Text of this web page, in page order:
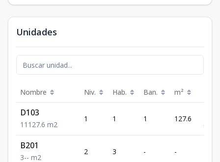
Unidades
Nombre Niv. Hab. Ban. m²
D103
1 1 127.6 m2
1 1 1 127.6
B201
3-- m2
2 3 - -